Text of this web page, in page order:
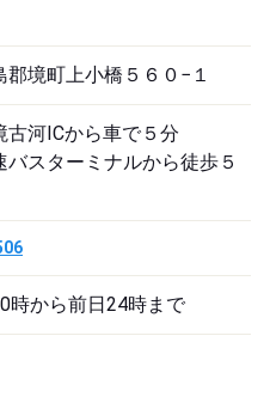
郡境町上小橋５６０−１
古河ICから車で５分
バスターミナルから徒歩５
時から前日24時まで